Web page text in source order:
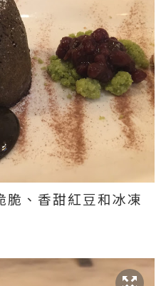
脆、香甜紅豆和冰凍